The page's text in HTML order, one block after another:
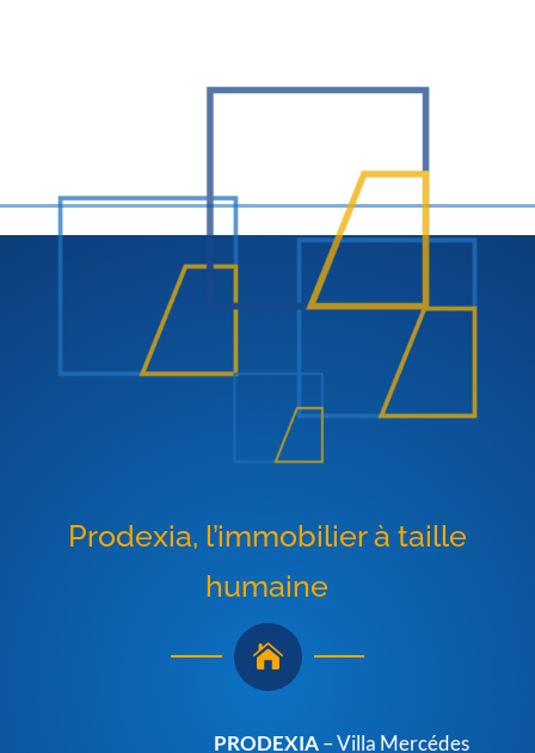
Prodexia, l’immobilier à taille
humaine

PRODEXIA– Villa Mercédes